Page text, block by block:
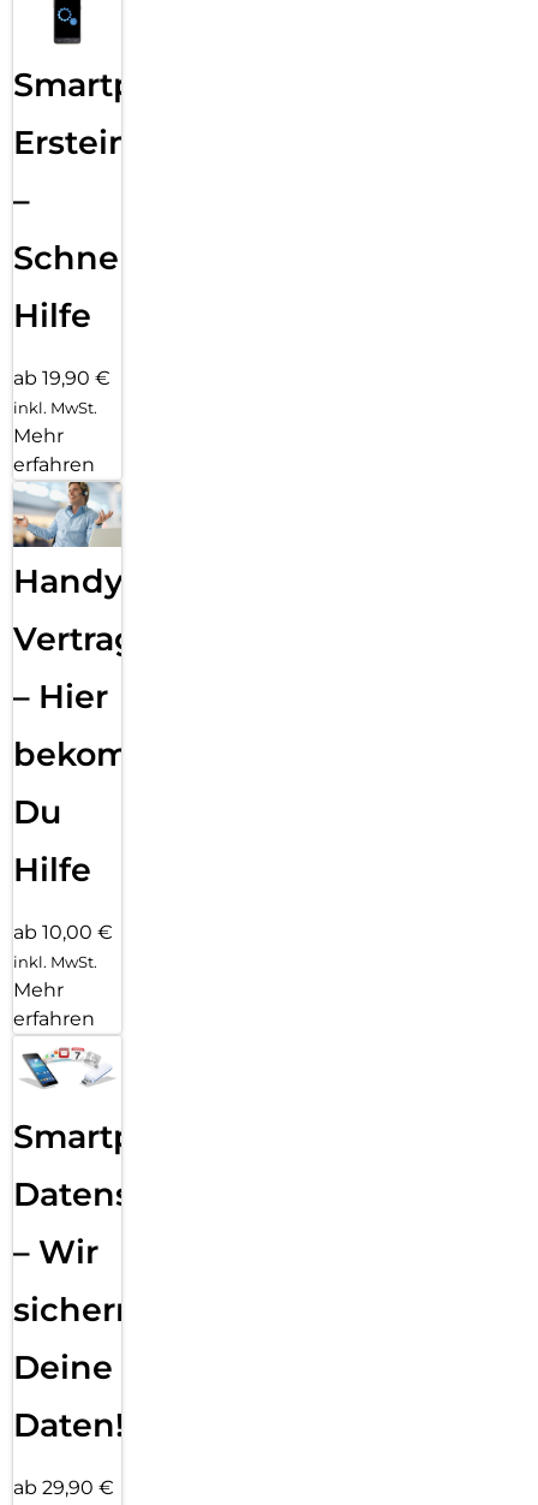
Smartphone
Ersteinrichtung
–
Schnelle
Hilfe
ab 19,90 €
inkl. MwSt.
Mehr
erfahren
Handy
Vertragsabwicklung
– Hier
bekommst
Du
Hilfe
ab 10,00 €
inkl. MwSt.
Mehr
erfahren
Smartphone
Datensicherung
– Wir
sichern
Deine
Daten!
ab 29,90 €